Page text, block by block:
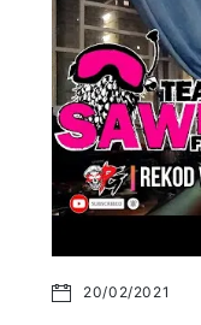
20/02/2021